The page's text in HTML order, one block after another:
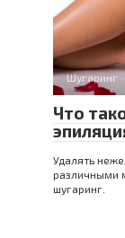
Шугаринг
Что
Удалять
различными
шугаринг.